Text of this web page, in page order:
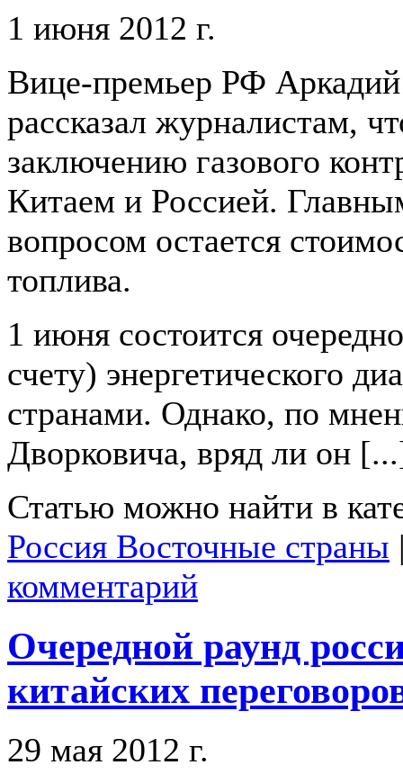
1 июня 2012 г.
Вице-премьер РФ
рассказал журналистам,
заключению газового
Китаем и Россией.
вопросом остается
топлива.
1 июня состоится
счету) энергетического
странами. Однако, по
Дворковича, вряд ли он
Статью можно найти в
Россия Восточные страны
комментарий
Очередной раунд
китайских
29 мая 2012 г.